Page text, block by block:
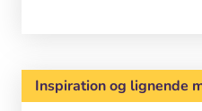
Inspiration og lignende